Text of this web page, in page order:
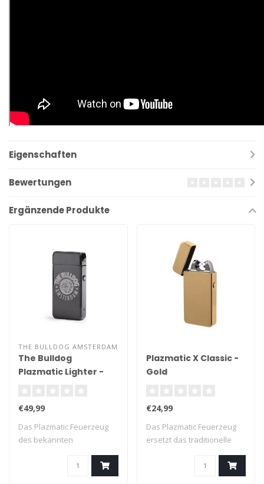
Eigenschaften
Bewertungen
Ergänzende Produkte
THE BULLDOG AMSTERDAM
The Bulldog
Plazmatic Lighter -
€49,99
Das Plazmatic Feuerzeug
des bekannten
Amsterdamer Coffeeshop..
Plazmatic X Classic -
Gold
€24,99
Das Plazmatic Feuerzeug
ersetzt das traditionelle